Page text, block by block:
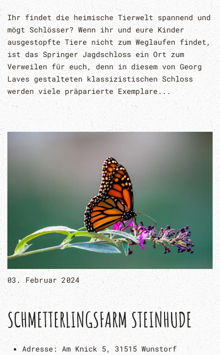
Ihr findet die heimische Tierwelt spannend und
mögt Schlösser? Wenn ihr und eure Kinder
ausgestopfte Tiere nicht zum Weglaufen findet,
ist das Springer Jagdschloss ein Ort zum
Verweilen für euch, denn in diesem von Georg
Laves gestalteten klassizistischen Schloss
werden viele präparierte Exemplare...
03. Februar 2024
SCHMETTERLINGSFARM STEINHUDE
Adresse: Am Knick 5, 31515 Wunstorf